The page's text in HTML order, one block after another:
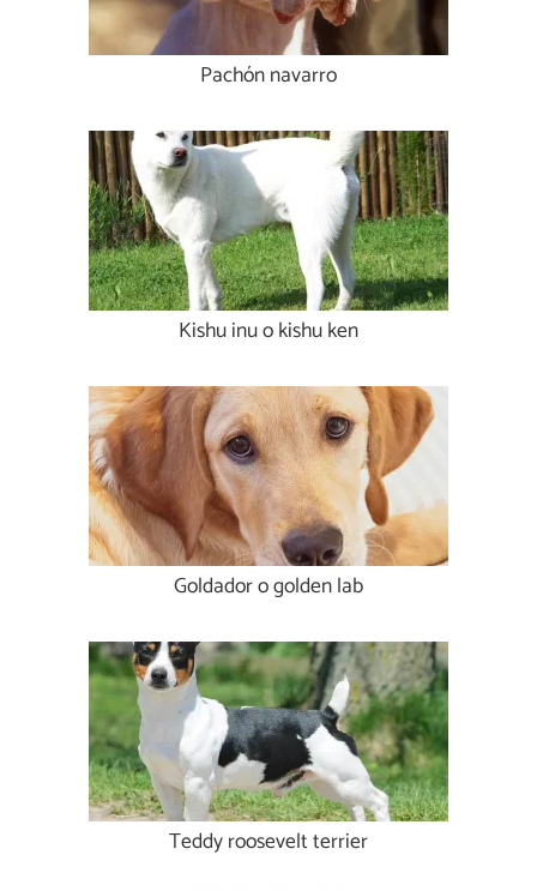
Pachón navarro
Kishu inu o kishu ken
Goldador o golden lab
Teddy roosevelt terrier